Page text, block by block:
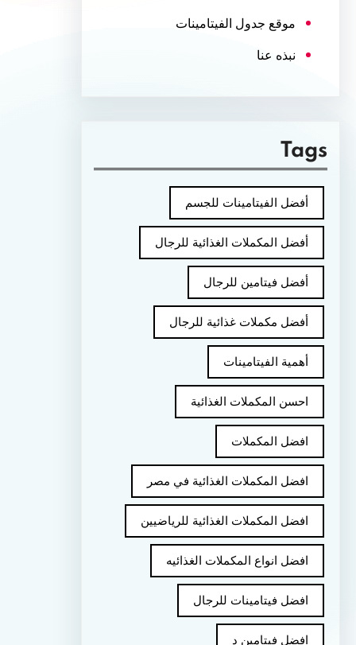
موقع جدول الفيتامينات
نبذه عنا
Tags
أفضل الفيتامينات للجسم
أفضل المكملات الغذائية للرجال
أفضل فيتامين للرجال
أفضل مكملات غذائية للرجال
أهمية الفيتامينات
احسن المكملات الغذائية
افضل المكملات
افضل المكملات الغذائية في مصر
افضل المكملات الغذائية للرياضيين
افضل انواع المكملات الغذائيه
افضل فيتامينات للرجال
افضل فيتامين د